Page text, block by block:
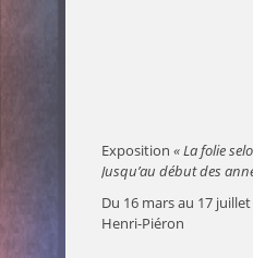
Exposition « La folie
Jusqu’au début des
Du 16 mars au 17 juillet
Henri-Piéron